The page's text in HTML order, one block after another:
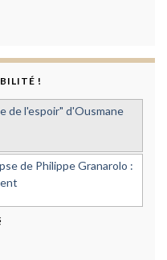
!
de l'espoir" d'Ousmane
de Philippe Granarolo :